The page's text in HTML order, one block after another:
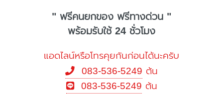
" ฟรีคนยกของ ฟรีทางด่วน "
พร้อมรับใช้ 24 ชั่วโมง
แอดไลน์หรือโทรคุยกันก่อนได้นะครับ
083-536-5249 ต้น
083-536-5249 ต้น